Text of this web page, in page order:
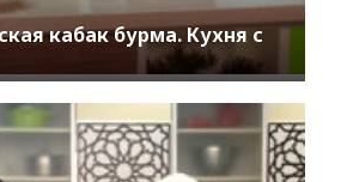
кабак бурма. Кухня с